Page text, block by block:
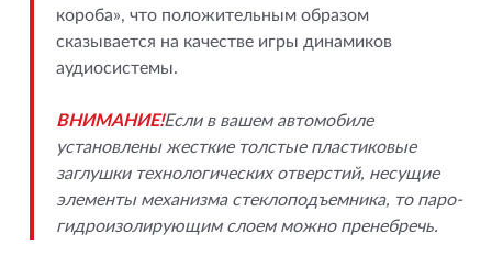
короба», что положительным образом
сказывается на качестве игры динамиков
аудиосистемы.
ВНИМАНИЕ!Если в вашем автомобиле
установлены жесткие толстые пластиковые
заглушки технологических отверстий, несущие
элементы механизма стеклоподъемника, то паро-
гидроизолирующим слоем можно пренебречь.